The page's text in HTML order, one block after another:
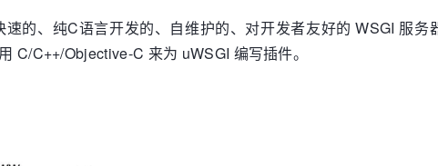
速的、纯C语言开发的、自维护的、对开发者友好的 WSGI 服
C/C++/Objective-C 来为 uWSGI 编写插件。